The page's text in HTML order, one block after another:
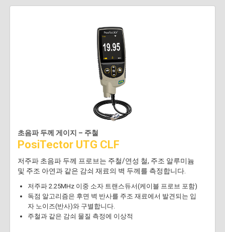
초음파 두께 게이지 – 주철
PosiTector UTG CLF
저주파 초음파 두께 프로브는 주철/연성 철, 주조 알루미늄
및 주조 아연과 같은 감쇠 재료의 벽 두께를 측정합니다.
저주파 2.25MHz 이중 소자 트랜스듀서(케이블 프로브 포함)
독점 알고리즘은 후면 벽 반사를 주조 재료에서 발견되는 입
자 노이즈(반사)와 구별합니다.
주철과 같은 감쇠 물질 측정에 이상적